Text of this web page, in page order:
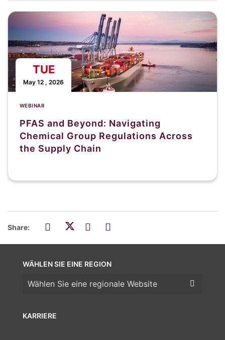
TUE
May 12 , 2026
WEBINAR
PFAS and Beyond: Navigating
Chemical Group Regulations Across
the Supply Chain
Share:
KARRIERE
WÄHLEN SIE EINE REGION
Wählen Sie eine Region